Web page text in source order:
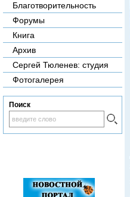
Благотворительность
Форумы
Книга
Архив
Сергей Тюленев: студия
Фотогалерея
Поиск